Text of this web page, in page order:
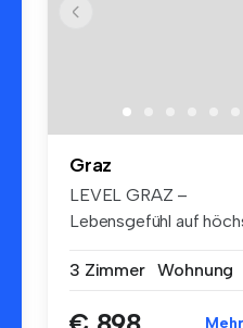
Graz
LEVEL GRAZ –
Lebensgefühl auf
3 Zimmer
Wohnung